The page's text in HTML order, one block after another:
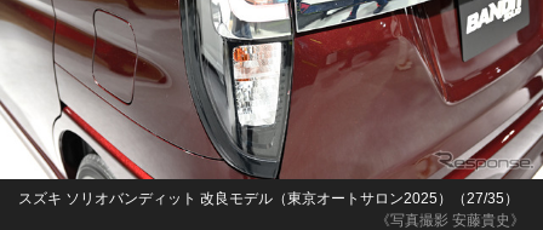
《写真撮影 安藤貴史》
スズキ ソリオバンディット 改良モデル（東京オートサロン2025）（27/35）